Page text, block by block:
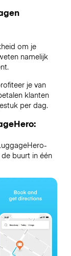
om je
namelijk
je van
klanten
per dag.
buurt in één